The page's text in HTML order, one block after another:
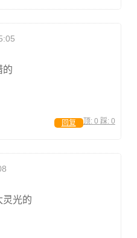
的
顶: 0 踩: 0
回复
灵光的